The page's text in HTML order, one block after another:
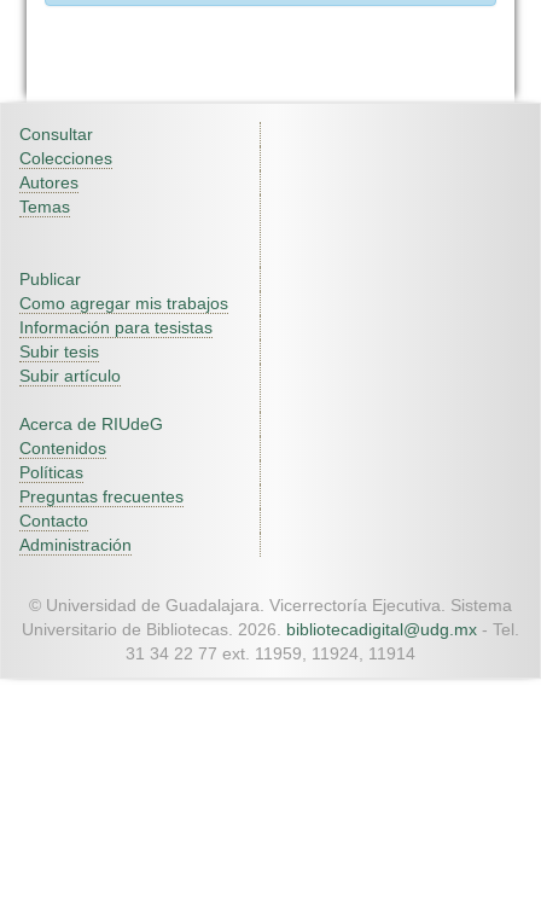
Consultar
Colecciones
Autores
Temas
Publicar
Como agregar mis trabajos
Información para tesistas
Subir tesis
Subir artículo
Acerca de RIUdeG
Contenidos
Políticas
Preguntas frecuentes
Contacto
Administración
© Universidad de Guadalajara. Vicerrectoría Ejecutiva. Sistema
Universitario de Bibliotecas. 2026. bibliotecadigital@udg.mx - Tel.
31 34 22 77 ext. 11959, 11924, 11914